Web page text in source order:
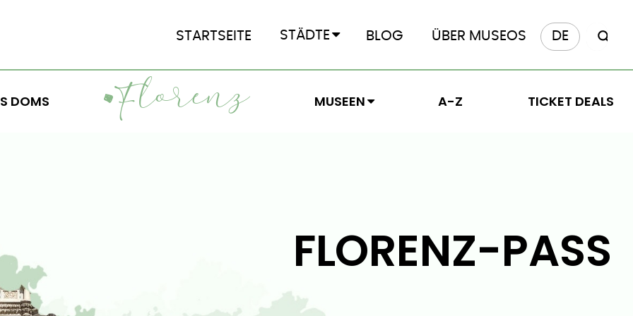
STARTSEITE STÄDTE BLOG ÜBER MUSEOS DE
DOMS FLORENZ MUSEEN A-Z TICKET DEALS
FLORENZ-PASS